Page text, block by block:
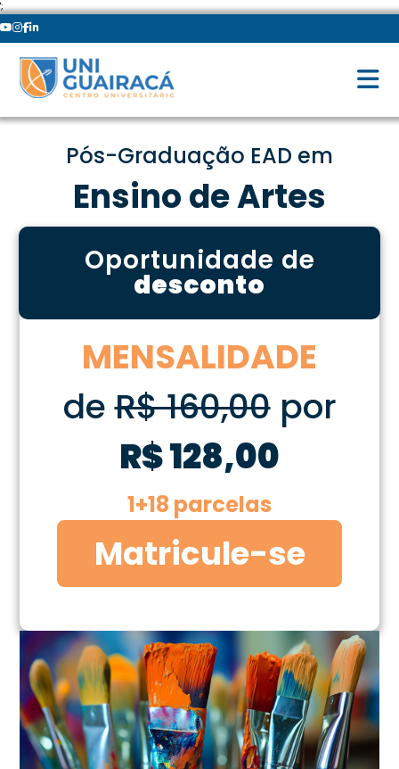
';
Pós-Graduação EAD em
Ensino de Artes
Oportunidade de
desconto
MENSALIDADE
deR$ 160,00por
R$ 128,00
1+18 parcelas
Matricule-se